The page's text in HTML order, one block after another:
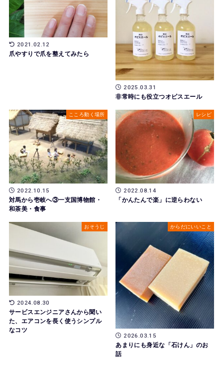
2021.02.12
爪やすりで爪を整えてみたら
2025.03.31
非常時にも役立つオピスエール
こころ動く場所
2022.10.15
対馬から壱岐へ③一支国博物館・
和茶美・食事
レシピ
2022.08.14
「かんたんで楽」に逆らわない
おそうじ
2024.08.30
サービスエンジニアさんから聞い
た、エアコンを長く使うシンプル
なコツ
からだにいいこと
2026.03.15
あまりにも身近な「石けん」のお
話